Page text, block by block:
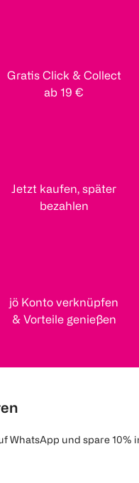
Gratis Click & Collect
ab 19 €
Jetzt kaufen, später
bezahlen
jö Konto verknüpfen
& Vorteile genießen
WhatsApp und spare 10%